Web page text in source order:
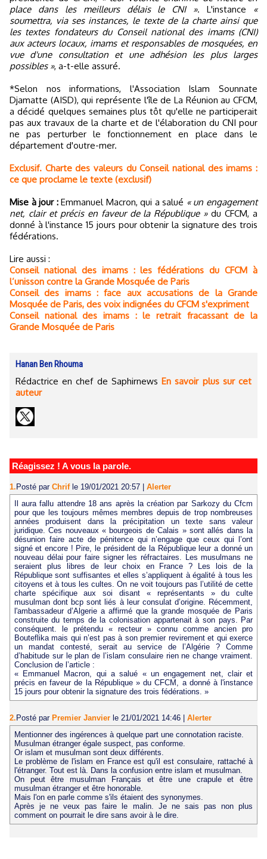
place dans les meilleurs délais le CNI ». L'instance
«
soumettra, via ses instances, le texte de la charte ainsi que
les textes fondateurs du Conseil national des imams (CNI)
aux acteurs locaux, imams et responsables de mosquées, en
vue d'une consultation et une adhésion les plus larges
possibles », a-t-elle assuré.
*Selon nos informations, l'Association Islam Sounnate
Djamatte (AISD), qui représente l'île de La Réunion au CFCM,
a décidé quelques semaines plus tôt qu'elle ne participerait
pas aux travaux de la charte et de l'élaboration du CNI pour
ne pas perturber le fonctionnement en place dans le
département d'outre-mer.
Exclusif. Charte des valeurs du Conseil national des imams :
ce que proclame le texte (exclusif)
Mise à jour :Emmanuel Macron, qui a salué « un engagement
net, clair et précis en faveur de la République »du CFCM, a
donné à l'instance 15 jours pour obtenir la signature des trois
fédérations.
Lire aussi :
Conseil national des imams : les fédérations du CFCM à
l’unisson contre la Grande Mosquée de Paris
Conseil des imams : face aux accusations de la Grande
Mosquée de Paris, des voix indignées du CFCM s'expriment
Conseil national des imams : le retrait fracassant de la
Grande Mosquée de Paris
Hanan Ben Rhouma
Rédactrice en chef de SaphirnewsEn savoir plus sur cet
auteur
Réagissez ! A vous la parole.
1. Posté par Chrif le 19/01/2021 20:57
Alerter
Il aura fallu attendre 18 ans après la création par Sarkozy du Cfcm
pour que les toujours mêmes membres depuis de trop nombreuses
années produisent dans la précipitation un texte sans valeur
juridique. Ces nouveaux « bourgeois de Calais » sont allés dans la
désunion faire acte de pénitence qui n’engage que ceux qui l’ont
signé et encore ! Pire, le président de la République leur a donné un
nouveau délai pour faire signer les réfractaires. Les musulmans ne
seraient plus libres de leur choix en France ? Les lois de la
République sont suffisantes et elles s’appliquent à égalité à tous les
citoyens et à tous les cultes. On ne voit toujours pas l’utilité de cette
charte spécifique aux soi disant « représentants » du culte
musulman dont bcp sont liés à leur consulat d’origine. Récemment,
l'ambassadeur d’Algerie a affirmé que la grande mosquée de Paris
construite du temps de la colonisation appartenait à son pays. Par
conséquent. le prétendu « recteur » connu comme ancien pro
Bouteflika mais qui n’est pas à son premier revirement et qui exerce
un mandat contesté, serait au service de l’Algérie ? Comme
d’habitude sur le plan de l’islam consulaire rien ne change vraiment.
Conclusion de l’article :
« Emmanuel Macron, qui a salué « un engagement net, clair et
précis en faveur de la République » du CFCM, a donné à l'instance
15 jours pour obtenir la signature des trois fédérations. »
2. Posté par Premier Janvier le 21/01/2021 14:46
Alerter
Mentionner des ingérences à quelque part une connotation raciste.
Musulman étranger égale suspect, pas conforme.
Or islam et musulman sont deux différents.
Le problème de l'islam en France est qu'il est consulaire, rattaché à
l'étranger. Tout est là. Dans la confusion entre islam et musulman.
On peut être musulman Français et être une crapule et être
musulman étranger et être honorable.
Mais l'on en parle comme s'ils étaient des synonymes.
Après je ne veux pas faire le malin. Je ne sais pas non plus
comment on pourrait le dire sans avoir à le dire.